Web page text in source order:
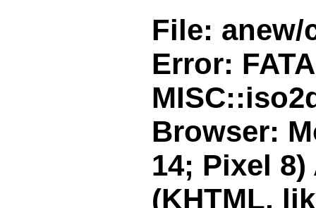
File: anew/
Error:
Browser:
14; Pixel
(KHTML,